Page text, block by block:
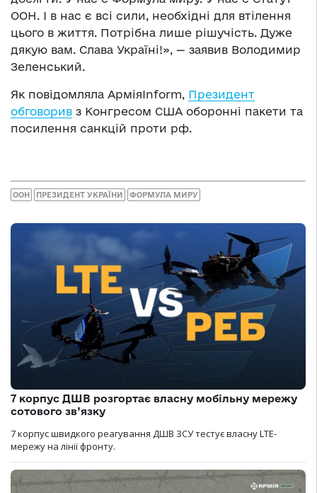
ООН. І в нас є всі сили, необхідні для втілення
цього в життя. Потрібна лише рішучість. Дуже
дякую вам. Слава Україні!», — заявив Володимир
Зеленський.
Як повідомляла АрміяInform, Президент
обговорив з Конгресом США оборонні пакети та
посилення санкцій проти рф.
ООН ПРЕЗИДЕНТ УКРАЇНИ ФОРМУЛА МИРУ
7 корпус ДШВ розгортає власну мобільну мережу
сотового зв’язку
7 корпус швидкого реагування ДШВ ЗСУ тестує власну LTE-
мережу на лінії фронту.